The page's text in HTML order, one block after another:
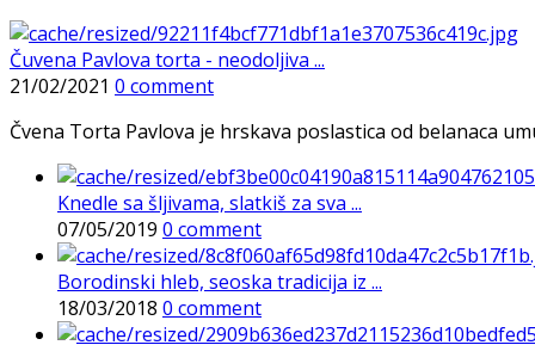
Čuvena Pavlova torta - neodoljiva ...
21/02/2021 0 comment
Čvena Torta Pavlova je hrskava poslastica od belanaca
Knedle sa šljivama, slatkiš za sva ...
07/05/2019 0 comment
Borodinski hleb, seoska tradicija iz ...
18/03/2018 0 comment